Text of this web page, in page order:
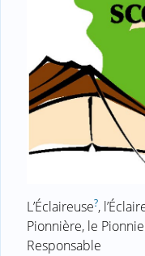
L’Éclaireuse?,
Pionnière, le
Responsable